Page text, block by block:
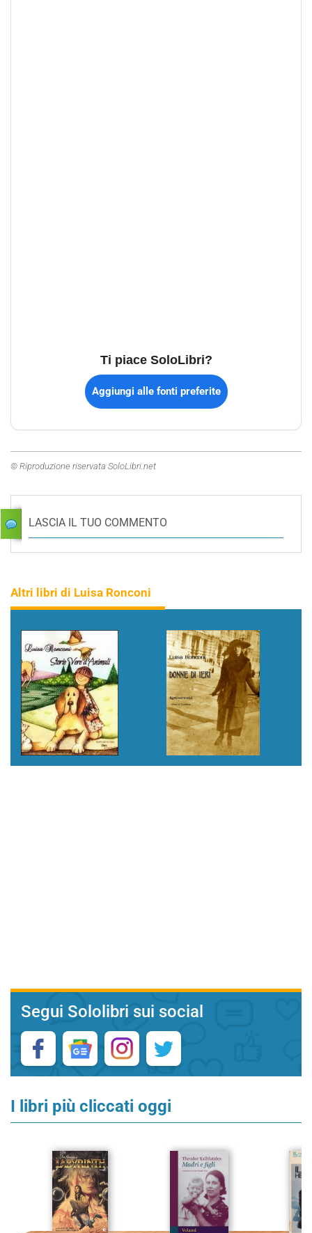
Ti piace SoloLibri?
Aggiungi alle fonti preferite
© Riproduzione riservata SoloLibri.net
LASCIA IL TUO COMMENTO
Altri libri di Luisa Ronconi
Segui Sololibri sui social
I libri più cliccati oggi